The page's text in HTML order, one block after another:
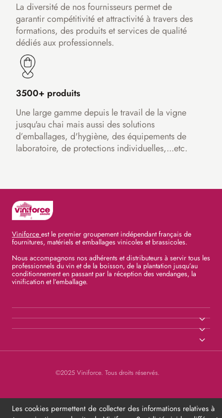
La diversité de nos fournisseurs permet de
garantir compétitivité et attractivité à travers des
formations, des produits et services de qualité
dédiés aux professionnels.
3500+ produits
Une large gamme depuis le travail de la vigne
jusqu'au chai mais aussi des solutions
d’emballages, d'hygiène, des équipements de
laboratoire, de protections individuelles,...etc.
Viniforce est le premier groupement indépendant français de
fournitures, matériels et emballages vinicoles et brassicoles.
Nous accompagnons nos adhérents et distributeurs à servir tous les
professionnels du vin et de la boisson, de la plantation jusqu’au
conditionnement en passant par la réception des vendanges, la
vinification et l’emballage.
©2025 Viniforce. Tous droits réservés.
Les cookies permettent de collecter des informations relatives à